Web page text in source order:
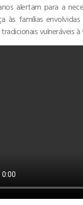
alertam para a
às famílias
vulneráveis